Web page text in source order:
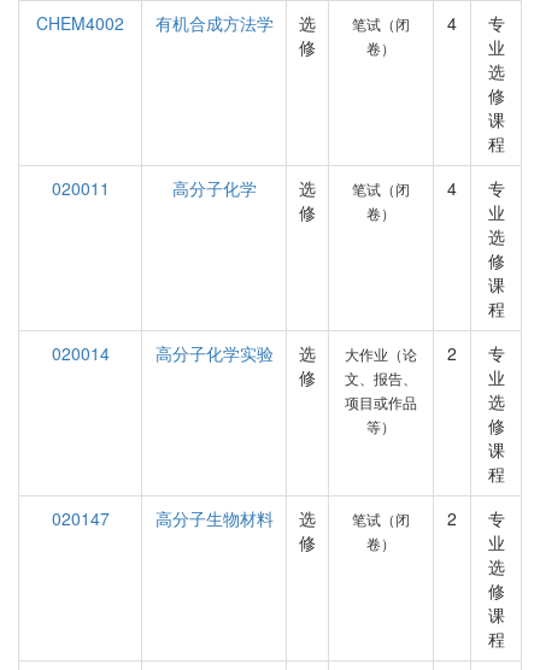
CHEM4002
有机合成方法学
选
修
笔试（闭
卷）
4
专
业
选
修
课
程
020011
高分子化学
选
修
笔试（闭
卷）
4
专
业
选
修
课
程
020014
高分子化学实验
选
修
大作业（论
文、报告、
项目或作品
等）
2
专
业
选
修
课
程
020147
高分子生物材料
选
修
笔试（闭
卷）
2
专
业
选
修
课
程